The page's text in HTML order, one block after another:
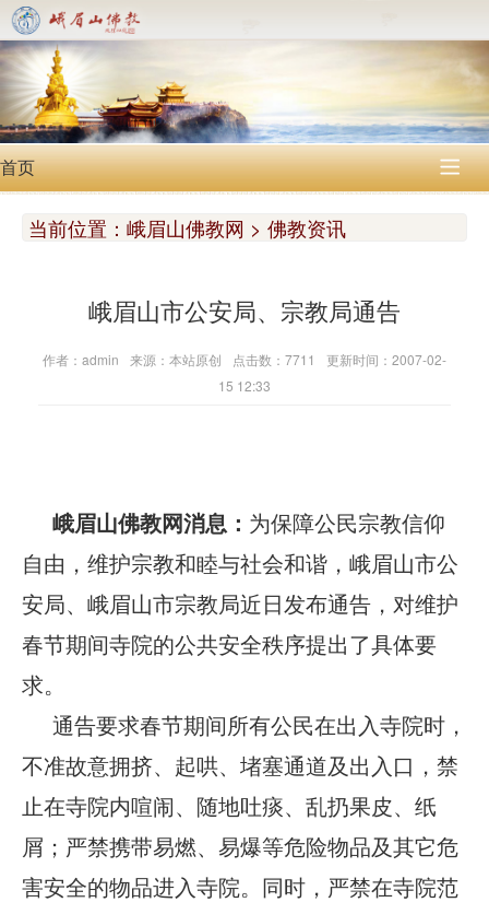
首页 
当前位置： 峨眉山佛教网 > 佛教资讯
峨眉山市公安局、宗教局通告
作者：admin 来源：本站原创 点击数：7711
更新时间：2007-02-
15 12:33
峨眉山佛教网消息： 为保障公民宗教信仰
自由，维护宗教和睦与社会和谐，峨眉山市公
安局、峨眉山市宗教局近日发布通告，对维护
春节期间寺院的公共安全秩序提出了具体要
求。
通告要求春节期间所有公民在出入寺院时，
不准故意拥挤、起哄、堵塞通道及出入口，禁
止在寺院内喧闹、随地吐痰、乱扔果皮、纸
屑；严禁携带易燃、易爆等危险物品及其它危
害安全的物品进入寺院。同时，严禁在寺院范